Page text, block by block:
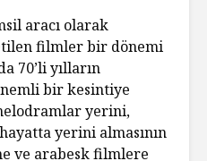
aracı olarak
filmler bir dönemi
70’li yılların
bir kesintiye
yerini,
yerini almasının
ve arabesk filmlere